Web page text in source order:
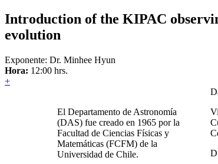
Introduction of the KIPAC
evolution
Exponente: Dr. Minhee Hyun
Hora: 12:00 hrs.
+
El Departamento de Astronomía
(DAS) fue creado en 1965 por la
Facultad de Ciencias Físicas y
Matemáticas (FCFM) de la
Universidad de Chile.